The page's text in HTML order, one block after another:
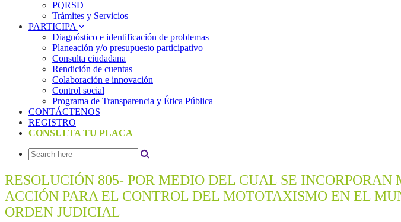
PQRSD
Trámites y Servicios
PARTICIPA
Diagnóstico e identificación de problemas
Planeación y/o presupuesto participativo​
Consulta ciudadana
Rendición de cuentas
Colaboración e innovación
Control social
Programa de Transparencia y Ética Pública
CONTÁCTENOS
REGISTRO
CONSULTA TU PLACA
RESOLUCIÓN 805- POR MEDIO DEL CUAL SE
ACCIÓN PARA EL CONTROL DEL MOTOTAXISMO EN EL
ORDEN JUDICIAL